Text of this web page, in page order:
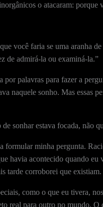
o atacaram: porque
você faria se uma aranha
de admirá-la ou examiná-la.”
por palavras para fazer a
naquele sonho. Mas essas
de sonhar estava focada, não
formular minha pergunta.
havia acontecido quando eu
tarde corroborei que existiam.
como o que eu tivera,
real para outro no mundo.